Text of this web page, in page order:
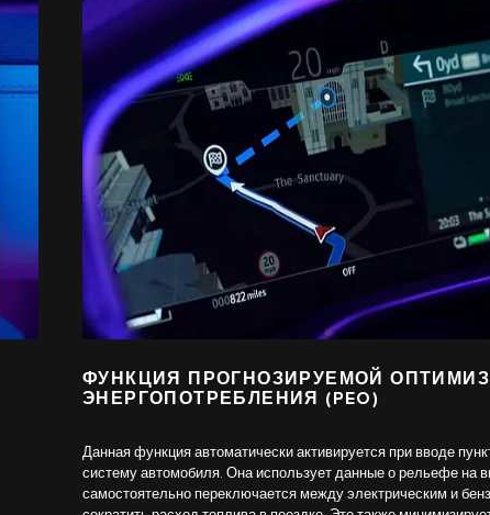
ФУНКЦИЯ ПРОГНОЗИРУЕМОЙ
ЭНЕРГОПОТРЕБЛЕНИЯ (PEO)
Данная функция автоматически активируется при вводе
систему автомобиля. Она использует данные о рельефе на
самостоятельно переключается между электрическим и